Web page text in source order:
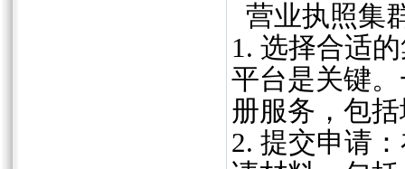
营业执照集
1. 选择合适
平台是关键
册服务，包
2. 提交申请